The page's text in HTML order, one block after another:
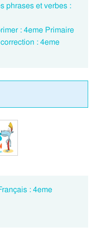
phrases et verbes :
: 4eme Primaire
: 4eme
: 4eme